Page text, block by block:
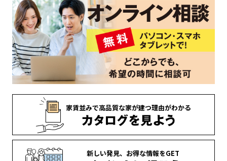
家賃並みで高品質な家が建つ理由がわかる
新しい発見、 お得な情報をGET